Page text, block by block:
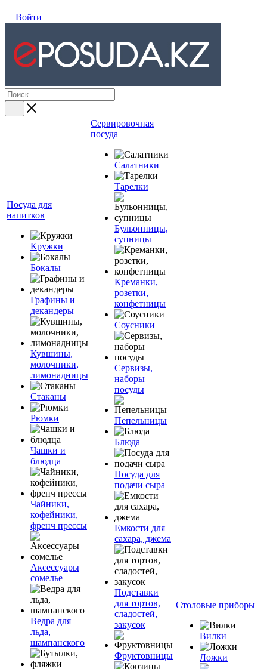
Войти
Посуда для
напитков
Кружки
Бокалы
Графины и
декандеры
Кувшины,
молочники,
лимонадницы
Стаканы
Рюмки
Чашки и
блюдца
Чайники,
кофейники,
френч прессы
Аксессуары
сомелье
Ведра для
льда,
шампанского
Сервировочная
посуда
Салатники
Тарелки
Бульонницы,
супницы
Креманки,
розетки,
конфетницы
Соусники
Сервизы,
наборы
посуды
Пепельницы
Блюда
Посуда для
подачи сыра
Емкости для
сахара, джема
Подставки
для тортов,
сладостей,
закусок
Фруктовницы
Столовые приборы
Вилки
Ложки